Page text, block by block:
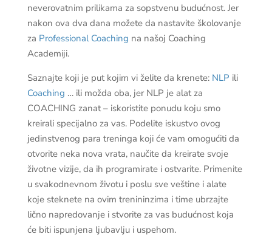
neverovatnim prilikama za sopstvenu budućnost. Jer
nakon ova dva dana možete da nastavite školovanje
za Professional Coaching na našoj Coaching
Academiji.
Saznajte koji je put kojim vi želite da krenete: NLP ili
Coaching … ili možda oba, jer NLP je alat za
COACHING zanat – iskoristite ponudu koju smo
kreirali specijalno za vas. Podelite iskustvo ovog
jedinstvenog para treninga koji će vam omogućiti da
otvorite neka nova vrata, naučite da kreirate svoje
životne vizije, da ih programirate i ostvarite. Primenite
u svakodnevnom životu i poslu sve veštine i alate
koje steknete na ovim trenininzima i time ubrzajte
lično napredovanje i stvorite za vas budućnost koja
će biti ispunjena ljubavlju i uspehom.